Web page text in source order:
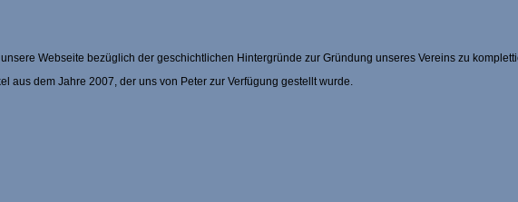
Webseite bezüglich der geschichtlichen Hintergründe zur Gründung unseres Vereins zu
aus dem Jahre 2007, der uns von Peter zur Verfügung gestellt wurde.